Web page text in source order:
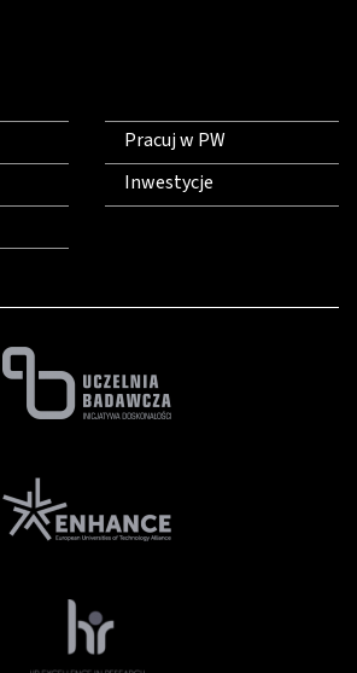
Pracuj w PW
Inwestycje